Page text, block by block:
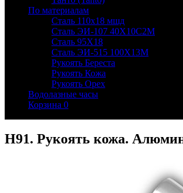
По материалам
Сталь 110х18 мшд
Сталь ЭИ-107 40Х10С2М
Сталь 95Х18
Сталь ЭИ-515 100Х13М
Рукоять Береста
Рукоять Кожа
Рукоять Орех
Водолазные часы
Корзина 0
Н91. Рукоять кожа.